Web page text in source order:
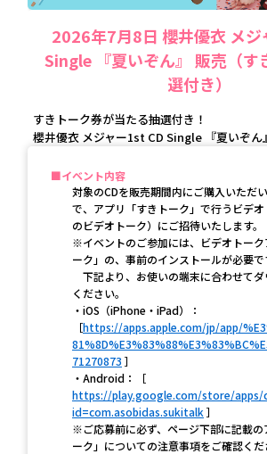
2026年7月8日 櫻井優衣 メジ
Single 『夏いぞん』 販売（す
選付き）
すきトーク券が当たる抽選付き！
櫻井優衣 メジャー1st CD Single 『夏いぞん
イベント内容
対象のCDを販売期間内にご購入いただ
で、アプリ「すきトーク」で行うビデ
のビデオトーク）にご招待いたします。
※イベントのご参加には、ビデオトーク
ーク」の、事前のインストールが必要で
下記より、お使いの端末に合わせてダ
ください。
・iOS（iPhone・iPad）：
［https://apps.apple.com/jp/app/
71270873 ］
・Android：［
https://play.google.com/store/apps/
id=com.asobidas.sukitalk ］
※ご応募前に必ず、ページ下部に記載の
ーク」についての注意事項をご確認くだ